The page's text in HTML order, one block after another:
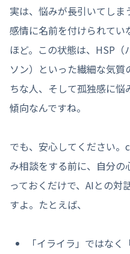
実は、悩みが長引いてし
感情に名前を付けられてい
ほど。この状態は、HSP（
ソン）といった繊細な気
ちな人、そして孤独感に
傾向なんですね。
でも、安心してください
み相談をする前に、自分の
っておくだけで、AIとの対
すよ。たとえば、
「イライラ」ではな